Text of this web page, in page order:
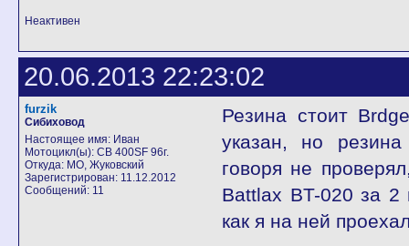
Неактивен
20.06.2013 22:23:02
furzik
Сибиховод
Настоящее имя: Иван
Мотоцикл(ы): CB 400SF 96г.
Откуда: МО, Жуковский
Зарегистрирован: 11.12.2012
Сообщений: 11
Резина стоит
указан, но
говоря не
Battlax BT-020 за 2
как я на ней